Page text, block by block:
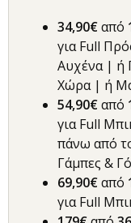
34,90€από
για Full
Αυχένα | ή
Χώρα | ή
54,90€από
για Full
πάνω από
Γάμπες &
69,90€από
για Full